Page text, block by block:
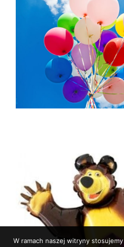
W ramach naszej witryny